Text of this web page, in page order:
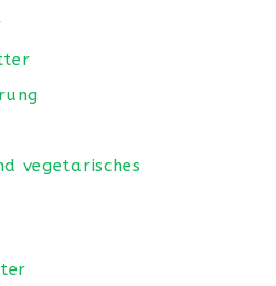
vegetarisches